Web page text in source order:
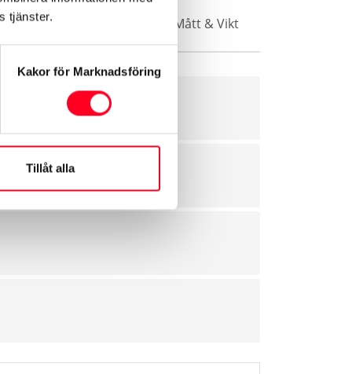
tjänster.
Kakor för Marknadsföring
Tillåt alla
Säkerhet & Trygghet Mått & Vikt